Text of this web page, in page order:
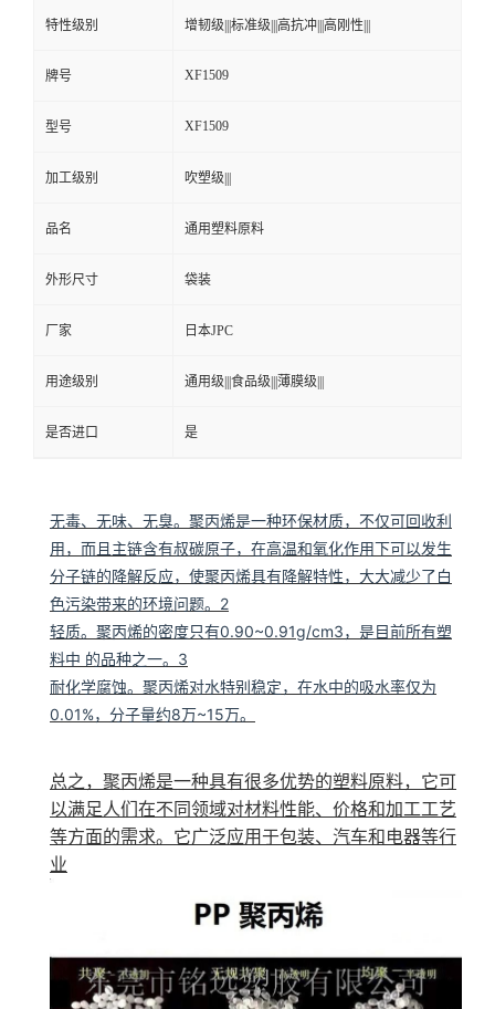
特性级别 增韧级|||标准级|||高抗冲|||高刚性|||
牌号 XF1509
型号 XF1509
加工级别 吹塑级|||
品名 通用塑料原料
外形尺寸 袋装
厂家 日本JPC
用途级别 通用级|||食品级|||薄膜级|||
是否进口 是
无毒、无味、无臭。聚丙烯是一种环保材质，不仅可回收利
用，而且主链含有叔碳原子，在高温和氧化作用下可以发生
分子链的降解反应，使聚丙烯具有降解特性，大大减少了白
色污染带来的环境问题。2
轻质。聚丙烯的密度只有0.90~0.91g/cm3，是目前所有塑
料中 的品种之一。3
耐化学腐蚀。聚丙烯对水特别稳定，在水中的吸水率仅为
0.01%，分子量约8万~15万。
总之，聚丙烯是一种具有很多优势的塑料原料，它可
以满足人们在不同领域对材料性能、价格和加工工艺
等方面的需求。它广泛应用于包装、汽车和电器等行
业